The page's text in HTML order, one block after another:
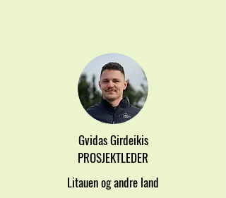
Gvidas Girdeikis
PROSJEKTLEDER
Litauen og andre land